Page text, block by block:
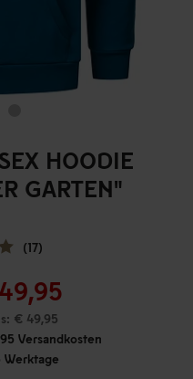
HOODIE
GARTEN"
(17)
€ 49,95
Versandkosten